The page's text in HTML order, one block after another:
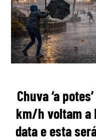
Chuva ‘a
km/h voltam a
data e esta